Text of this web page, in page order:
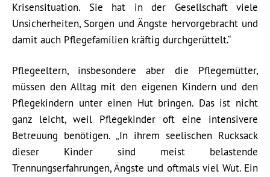
Krisensituation. Sie hat in der Gesellschaft viele
Unsicherheiten, Sorgen und Ängste hervorgebracht und
damit auch Pflegefamilien kräftig durchgerüttelt.“
Pflegeeltern, insbesondere aber die Pflegemütter,
müssen den Alltag mit den eigenen Kindern und den
Pflegekindern unter einen Hut bringen. Das ist nicht
ganz leicht, weil Pflegekinder oft eine intensivere
Betreuung benötigen. „In ihrem seelischen Rucksack
dieser Kinder sind meist belastende
Trennungserfahrungen, Ängste und oftmals viel Wut. Ein